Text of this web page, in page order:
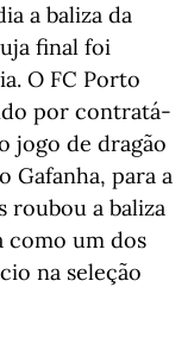
a baliza da
final foi
O FC Porto
por contratá-
jogo de dragão
Gafanha, para a
roubou a baliza
como um dos
na seleção